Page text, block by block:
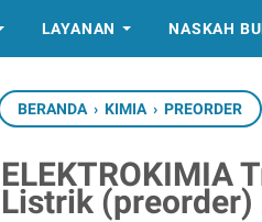
LAYANAN NASKAH
BERANDA › KIMIA › PREORDER
ELEKTROKIMIA
Listrik (preorder)